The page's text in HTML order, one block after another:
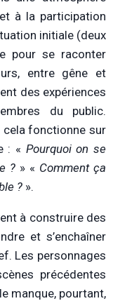
à la participation
initiale (deux
pour se raconter
entre gêne et
des expériences
du public.
cela fonctionne sur
: « Pourquoi on se
? » « Comment ça
? ».
à construire des
et s’enchaîner
Les personnages
précédentes
manque, pourtant,